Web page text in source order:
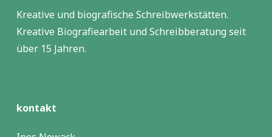
Kreative und biografische Schreibwerkstätten.
Kreative Biografiearbeit und Schreibberatung seit
über 15 Jahren.
kontakt